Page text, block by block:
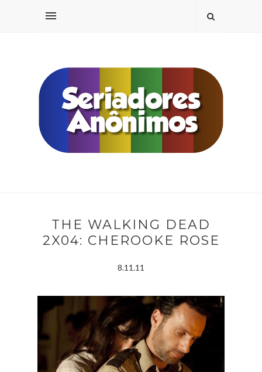
THE WALKING DEAD
2X04: CHEROOKE ROSE
8.11.11